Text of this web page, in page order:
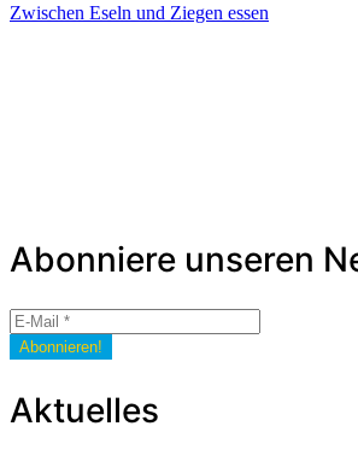
Zwischen Eseln und Ziegen essen
Abonniere unseren
Aktuelles